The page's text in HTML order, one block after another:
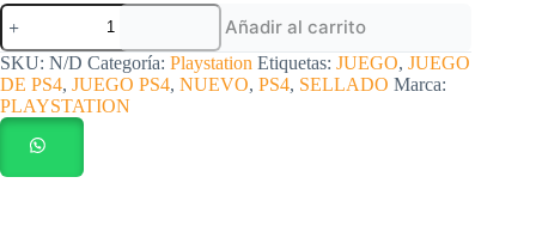
Juego
PS4
Resident
Evil
6
nuevo
sellado
cantidad
Añadir al carrito
SKU: N/D Categoría: Playstation Etiquetas: JUEGO, JUEGO
DE PS4, JUEGO PS4, NUEVO, PS4, SELLADO Marca:
PLAYSTATION